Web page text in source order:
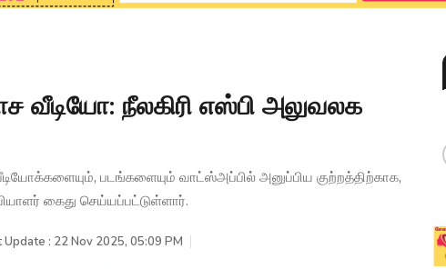
நீலகிரி எஸ்பி அலுவலக
படங்களையும் வாட்ஸ்அப்பில் அனுப்பிய குற்றத்திற்காக,
கைது செய்யப்பட்டுள்ளார்.
Update : 22 Nov 2025, 05:09 PM